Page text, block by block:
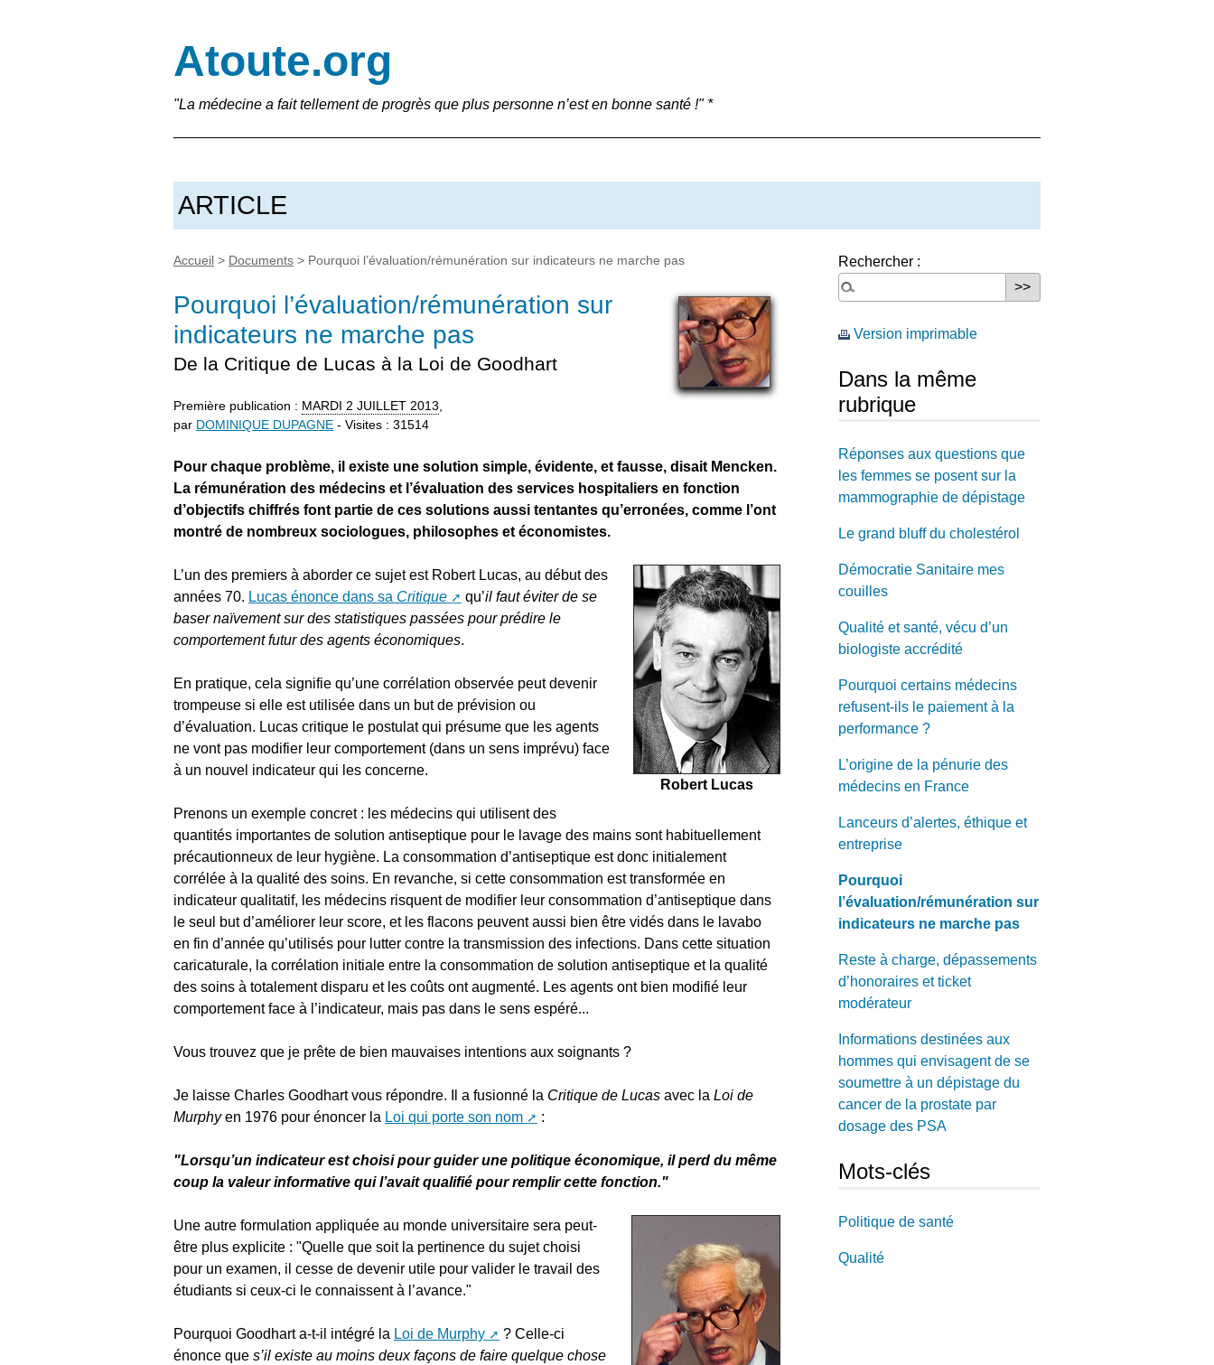
Atoute.org
"La médecine a fait tellement de progrès que plus personne n’est en bonne santé !" *
ARTICLE
Accueil > Documents > Pourquoi l’évaluation/rémunération sur indicateurs ne marche pas
Pourquoi l’évaluation/rémunération sur
indicateurs ne marche pas
De la Critique de Lucas à la Loi de Goodhart
Première publication : MARDI 2 JUILLET 2013
par DOMINIQUE DUPAGNE - Visites : 31514
Pour chaque problème, il existe une solution simple, évidente, et fausse, disait Mencken.
La rémunération des médecins et l’évaluation des services hospitaliers en fonction
d’objectifs chiffrés font partie de ces solutions aussi tentantes qu’erronées, comme l’ont
montré de nombreux sociologues, philosophes et économistes.
Robert Lucas
L’un des premiers à aborder ce sujet est Robert Lucas, au début des
années 70. Lucas énonce dans sa Critique qu’il faut éviter de se
baser naïvement sur des statistiques passées pour prédire le
comportement futur des agents économiques.
En pratique, cela signifie qu’une corrélation observée peut devenir
trompeuse si elle est utilisée dans un but de prévision ou
d’évaluation. Lucas critique le postulat qui présume que les agents
ne vont pas modifier leur comportement (dans un sens imprévu) face
à un nouvel indicateur qui les concerne.
Prenons un exemple concret : les médecins qui utilisent des
quantités importantes de solution antiseptique pour le lavage des mains sont habituellement
précautionneux de leur hygiène. La consommation d’antiseptique est donc initialement
corrélée à la qualité des soins. En revanche, si cette consommation est transformée en
indicateur qualitatif, les médecins risquent de modifier leur consommation d’antiseptique dans
le seul but d’améliorer leur score, et les flacons peuvent aussi bien être vidés dans le lavabo
en fin d’année qu’utilisés pour lutter contre la transmission des infections. Dans cette situation
caricaturale, la corrélation initiale entre la consommation de solution antiseptique et la qualité
des soins à totalement disparu et les coûts ont augmenté. Les agents ont bien modifié leur
comportement face à l’indicateur, mais pas dans le sens espéré...
Vous trouvez que je prête de bien mauvaises intentions aux soignants ?
Je laisse Charles Goodhart vous répondre. Il a fusionné la Critique de Lucas avec la Loi de
Murphyen 1976 pour énoncer la Loi qui porte son nom :
"Lorsqu’un indicateur est choisi pour guider une politique économique, il perd du même
coup la valeur informative qui l’avait qualifié pour remplir cette fonction."
Une autre formulation appliquée au monde universitaire sera peut-
être plus explicite : "Quelle que soit la pertinence du sujet choisi
pour un examen, il cesse de devenir utile pour valider le travail des
étudiants si ceux-ci le connaissent à l’avance."
Pourquoi Goodhart a-t-il intégré la Loi de Murphy
? Celle-ci
énonce que s’il existe au moins deux façons de faire quelque chose
Rechercher :
Version imprimable
Dans la même
rubrique
Réponses aux questions que
les femmes se posent sur la
mammographie de dépistage
Le grand bluff du cholestérol
Démocratie Sanitaire mes
couilles
Qualité et santé, vécu d’un
biologiste accrédité
Pourquoi certains médecins
refusent-ils le paiement à la
performance ?
L’origine de la pénurie des
médecins en France
Lanceurs d’alertes, éthique et
entreprise
Pourquoi
l’évaluation/rémunération sur
indicateurs ne marche pas
Reste à charge, dépassements
d’honoraires et ticket
modérateur
Informations destinées aux
hommes qui envisagent de se
soumettre à un dépistage du
cancer de la prostate par
dosage des PSA
Mots-clés
Politique de santé
Qualité